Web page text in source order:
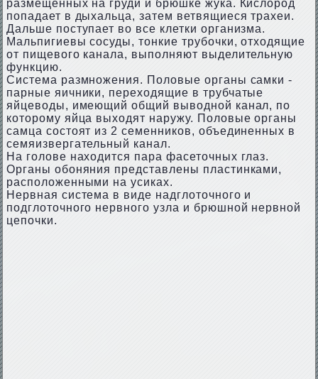
размещенных на груди и брюшке жука. Кислород
попадает в дыхальца, затем ветвящиеся трахеи.
Дальше поступает во все клетки организма.
Мальпигиевы сосуды, тонкие трубочки, отходящие
от пищевого канала, выполняют выделительную
функцию.
Система размножения. Половые органы самки -
парные яичники, переходящие в трубчатые
яйцеводы, имеющий общий выводной канал, по
которому яйца выходят наружу. Половые органы
самца состоят из 2 семенников, объединенных в
семяизвергательный канал.
На голове находится пара фасеточных глаз.
Органы обоняния представлены пластинками,
расположенными на усиках.
Нервная система в виде надглоточного и
подглоточного нервного узла и брюшной нервной
цепочки.